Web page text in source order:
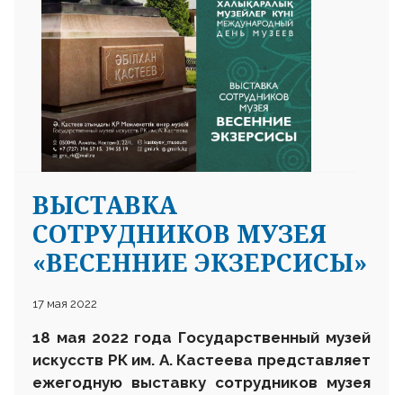
ВЫСТАВКА
СОТРУДНИКОВ МУЗЕЯ
«ВЕСЕННИЕ ЭКЗЕРСИСЫ»
17 мая 2022
18 мая 2022 года Государственный музей
искусств РК им. А. Кастеева представляет
ежегодную выставку сотрудников музея